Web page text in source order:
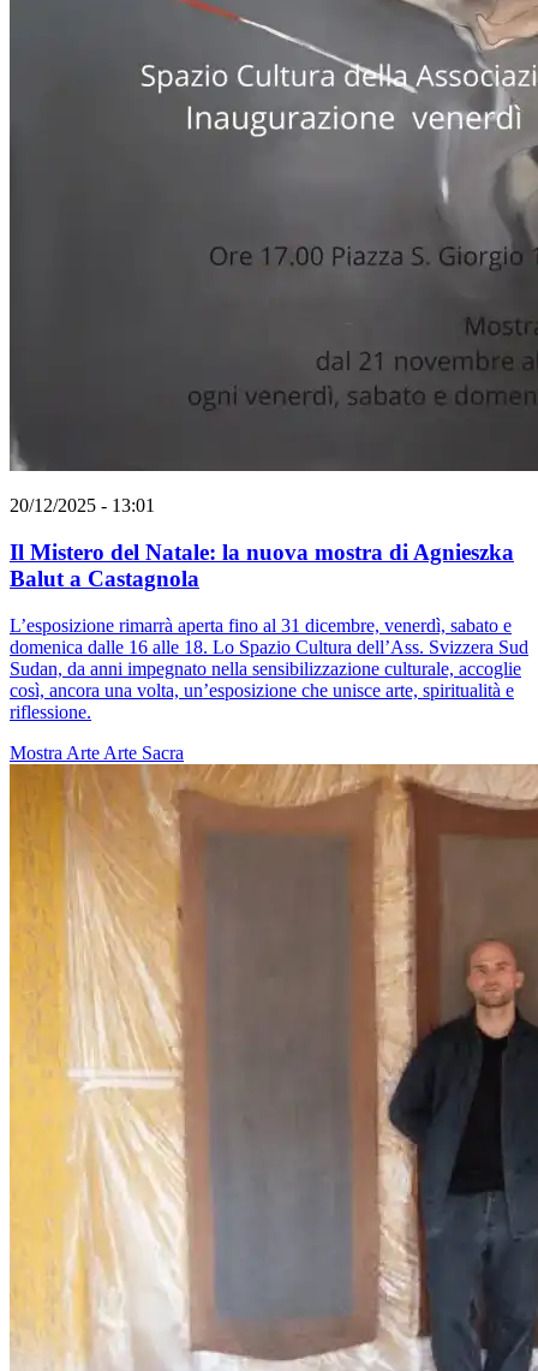
20/12/2025 - 13:01
Il Mistero del Natale: la nuova mostra di Agnieszka
Balut a Castagnola
L’esposizione rimarrà aperta fino al 31 dicembre, venerdì, sabato e
domenica dalle 16 alle 18. Lo Spazio Cultura dell’Ass. Svizzera Sud
Sudan, da anni impegnato nella sensibilizzazione culturale, accoglie
così, ancora una volta, un’esposizione che unisce arte, spiritualità e
riflessione.
Mostra Arte Arte Sacra